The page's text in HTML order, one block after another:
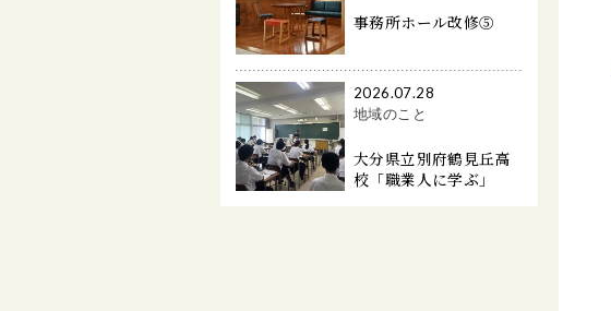
事務所ホール改修⑤
2026.07.28
地域のこと
大分県立別府鶴見丘高
校「職業人に学ぶ」